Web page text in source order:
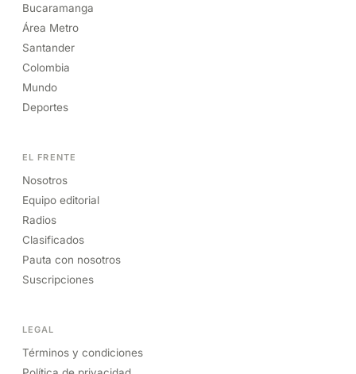
Bucaramanga
Área Metro
Santander
Colombia
Mundo
Deportes
EL FRENTE
Nosotros
Equipo editorial
Radios
Clasificados
Pauta con nosotros
Suscripciones
LEGAL
Términos y condiciones